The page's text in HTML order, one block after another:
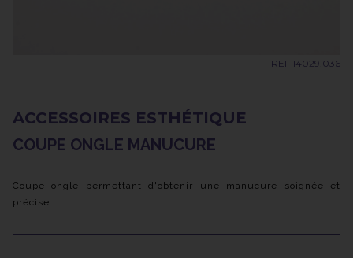
REF 14029.036
ACCESSOIRES ESTHÉTIQUE
COUPE ONGLE MANUCURE
Coupe ongle permettant d'obtenir une manucure soignée et
précise.